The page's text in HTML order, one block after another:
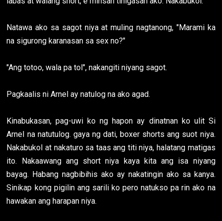
Natawa ako sa sagot niya at muling nagtanong, "Marami ka
na sigurong karanasan sa sex no?"
"Ang totoo, wala pa tol", nakangiti niyang sagot.
Pagkaalis ni Arnel ay natulog na ako agad.
Kinabukasan, pag-uwi ko ng hapon ay dinatnan ko ulit Si
Arnel na natutulog. gaya ng dati, boxer shorts ang suot niya.
Nakabukol at nakaturo sa taas ang titi niya, halatang matigas
ito. Nakaawang ang short niya kaya kita ang isa niyang
bayag. Habang nagbibihis ako ay nakatingin ako sa kanya.
Sinikap kong pigilin ang sarili ko pero natukso pa rin ako na
hawakan ang harapan niya.